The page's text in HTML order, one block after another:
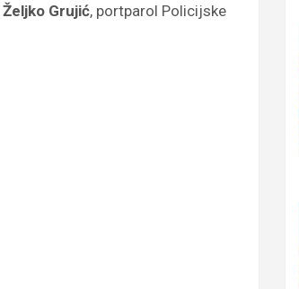
Željko Grujić, portparol Policijske